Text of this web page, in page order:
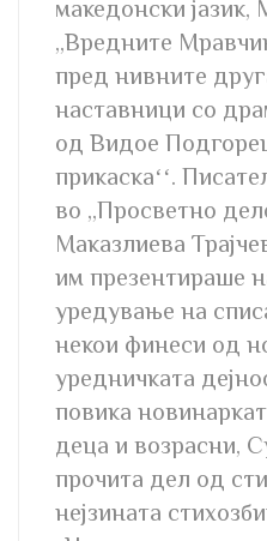
македонски јазик,
,,Вредните
пред нивните
наставници со
од Видое
прикаскаʻʻ.
во ,,Просветно
Маказлиева
им презентираше
уредување на
некои финеси од
уредничката
повика
деца и возрасни,
прочита дел од
нејзината